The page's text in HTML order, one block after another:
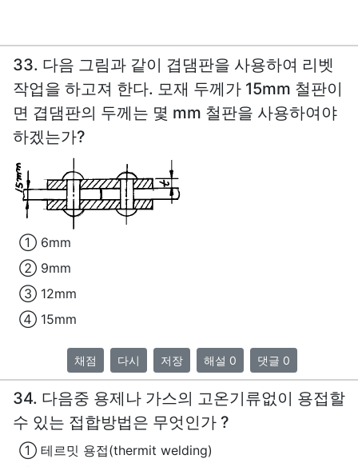
33. 다음 그림과 같이 겹댐판을 사용하여 리벳
작업을 하고져 한다. 모재 두께가 15mm 철판이
면 겹댐판의 두께는 몇 mm 철판을 사용하여야
하겠는가?
① 6mm
② 9mm
③ 12mm
④ 15mm
채점 다시 저장 해설 0 댓글 0
34. 다음중 용제나 가스의 고온기류없이 용접할
수 있는 접합방법은 무엇인가 ?
① 테르밋 용접(thermit welding)